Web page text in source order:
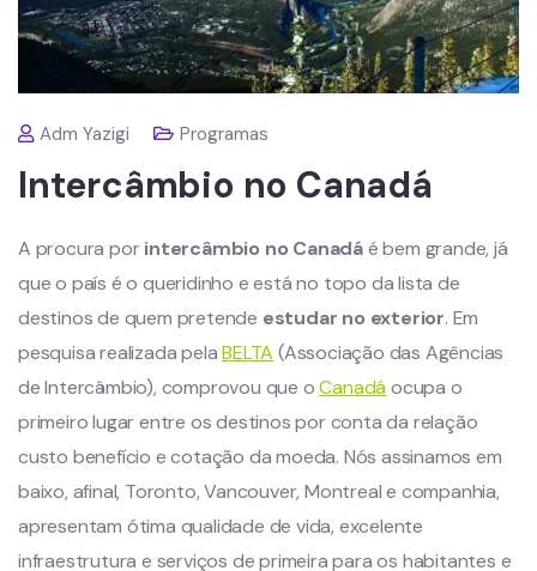
Adm Yazigi Programas
Intercâmbio no Canadá
A procura porintercâmbio no Canadáé bem grande, já
que o país é o queridinho e está no topo da lista de
destinos de quem pretende estudar no exterior. Em
pesquisa realizada pelaBELTA (Associação das Agências
de Intercâmbio), comprovou que oCanadáocupa o
primeiro lugar entre os destinos por conta da relação
custo benefício e cotação da moeda. Nós assinamos em
baixo, afinal, Toronto, Vancouver, Montreal e companhia,
apresentam ótima qualidade de vida, excelente
infraestrutura e serviços de primeira para os habitantes e